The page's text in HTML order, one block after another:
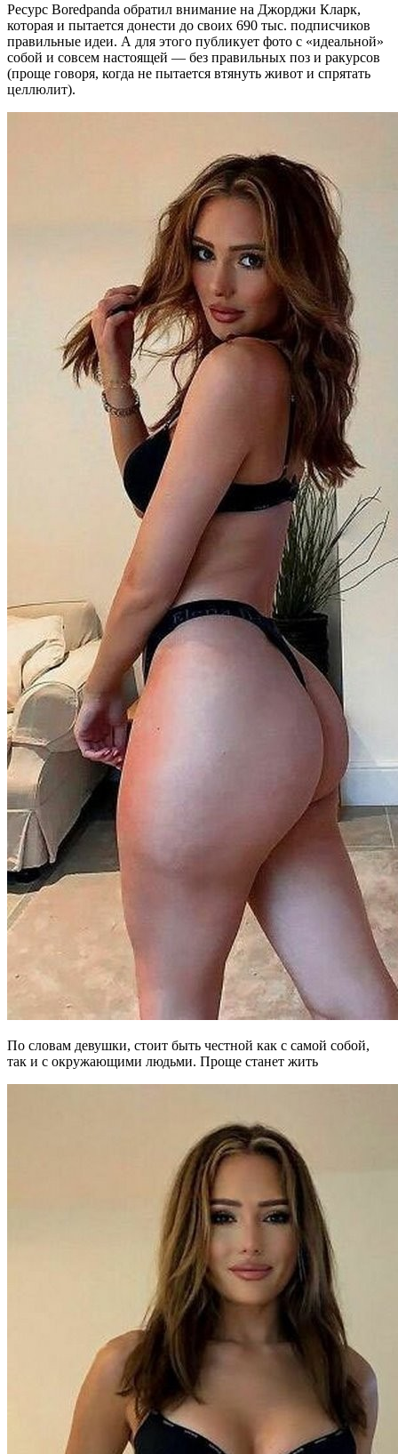
Ресурс Boredpanda обратил внимание на Джорджи Кларк,
которая и пытается донести до своих 690 тыс. подписчиков
правильные идеи. А для этого публикует фото с «идеальной»
собой и совсем настоящей — без правильных поз и ракурсов
(проще говоря, когда не пытается втянуть живот и спрятать
целлюлит).
По словам девушки, стоит быть честной как с самой собой,
так и с окружающими людьми. Проще станет жить